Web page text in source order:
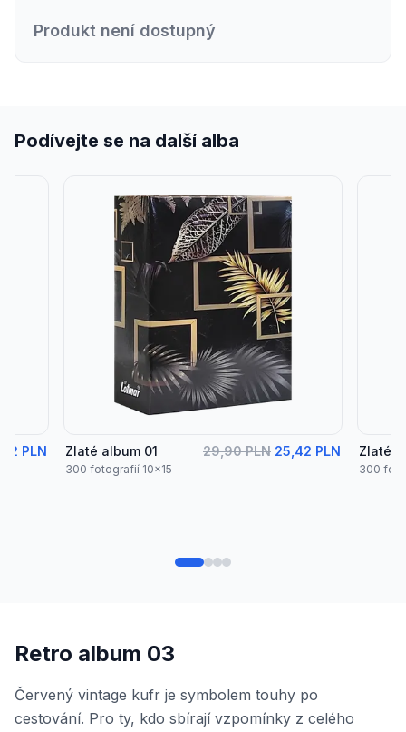
Produkt není dostupný
Podívejte se na další alba
Zlaté album 01 29,90 PLN 25,42 PLN
300 fotografií 10x15
Zlaté
300
PLN
Retro album 03
Červený vintage kufr je symbolem touhy po
cestování. Pro ty, kdo sbírají vzpomínky z celého